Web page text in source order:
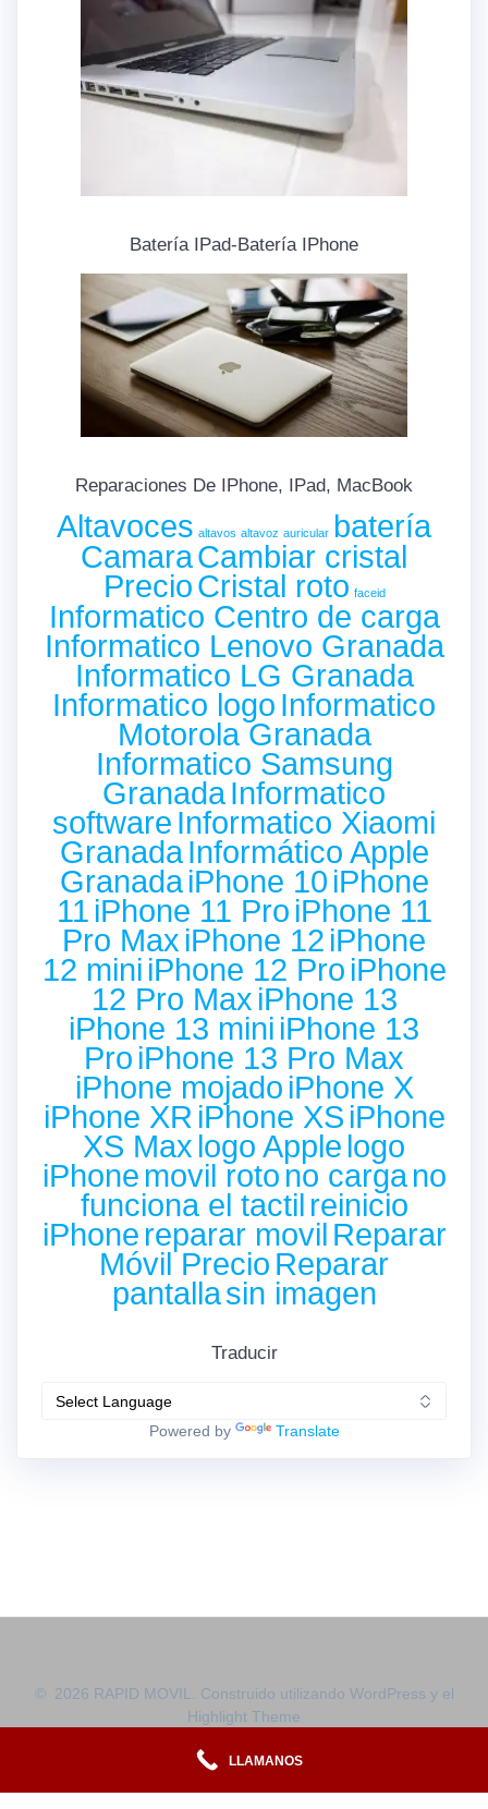
Batería IPad-Batería IPhone
Reparaciones De IPhone, IPad, MacBook
Altavoces altavos altavoz auricular batería
CamaraCambiar cristal
PrecioCristal roto faceid
Informatico Centro de carga
Informatico Lenovo Granada
Informatico LG Granada
Informatico logo Informatico
Motorola Granada
Informatico Samsung
GranadaInformatico
software Informatico Xiaomi
GranadaInformático Apple
GranadaiPhone 10 iPhone
11 iPhone 11 Pro iPhone 11
Pro Max iPhone 12 iPhone
12 mini iPhone 12 Pro iPhone
12 Pro Max iPhone 13
iPhone 13 mini iPhone 13
Pro iPhone 13 Pro Max
iPhone mojado iPhone X
iPhone XR iPhone XS iPhone
XS Max logo Apple logo
iPhone movil rotono cargano
funciona el tactil reinicio
iPhone reparar movil Reparar
Móvil Precio Reparar
pantallasin imagen
Traducir
Powered by Translate
© 2026 RAPID MOVIL. Construido utilizando WordPress y el
Highlight Theme
LLAMANOS